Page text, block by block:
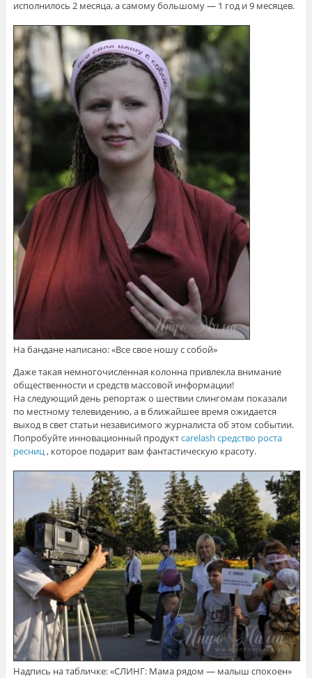
исполнилось 2 месяца, а самому большому — 1 год и 9 месяцев.
На бандане написано: «Все свое ношу с собой»
Даже такая немногочисленная колонна привлекла внимание
общественности и средств массовой информации!
На следующий день репортаж о шествии слингомам показали
по местному телевидению, а в ближайшее время ожидается
выход в свет статьи независимого журналиста об этом событии.
Попробуйте инновационный продуктcarelash средство роста
ресниц, которое подарит вам фантастическую красоту.
Надпись на табличке: «СЛИНГ: Мама рядом — малыш спокоен»